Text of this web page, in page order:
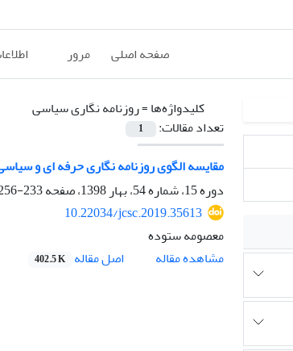
صفحه اصلی مرور
کلیدواژه‌ها =روزنامه نگاری سیاسی
تعداد مقالات:
1
مقایسه الگوی روزنامه نگاری حرفه ای و
دوره 15، شماره 54، بهار 1398، صفحه
233-256
10.22034/jcsc.2019.35613
معصومه ستوده
مشاهده مقاله
اصل مقاله 402.5 K